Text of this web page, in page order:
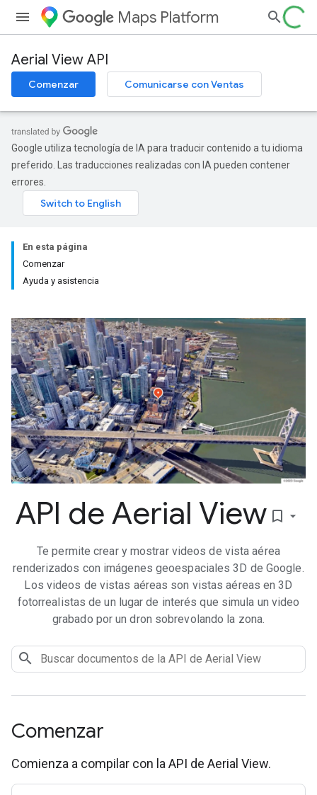
Maps Platform
Aerial View API
Comenzar Comunicarse con Ventas
Google utiliza tecnología de IA para traducir contenido a tu idioma
preferido. Las traducciones realizadas con IA pueden contener
errores.
En esta página
Comenzar
Ayuda y asistencia
API de Aerial View bookmark_border
Te permite crear y mostrar videos de vista aérea
renderizados con imágenes geoespaciales 3D de Google.
Los videos de vistas aéreas son vistas aéreas en 3D
fotorrealistas de un lugar de interés que simula un video
grabado por un dron sobrevolando la zona.
Comenzar
Comienza a compilar con la API de Aerial View.